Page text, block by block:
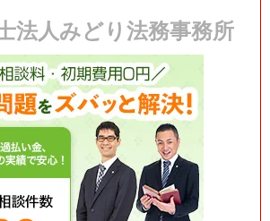
法人みどり法務事務所